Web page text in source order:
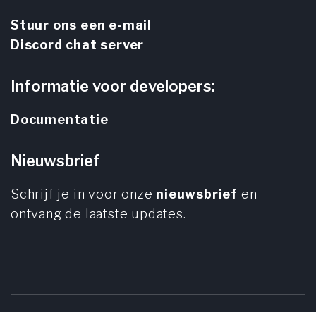
Stuur ons een e-mail
Discord chat server
Informatie voor developers:
Documentatie
Nieuwsbrief
Schrijf je in voor onze nieuwsbrief en
ontvang de laatste updates.